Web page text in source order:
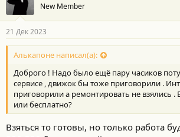
New Member
21 Дек 2023
Алькапоне написал(а):
Доброго ! Надо было ещё пару часиков
сервисе , движок бы тоже приговорили .
приговорили а ремонтировать не взялись .
или бесплатно?
Взяться то готовы, но только работа